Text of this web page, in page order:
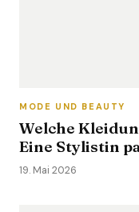
MODE UND BEAUTY
Welche
Eine Stylistin
19. Mai 2026